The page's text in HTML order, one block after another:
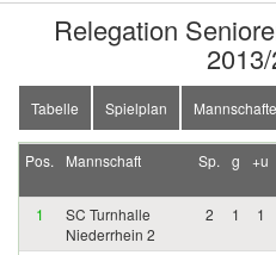
Relegation
Tabelle Spielplan
Pos. Mannschaft Sp. g +u
1
SC Turnhalle
Niederrhein 2
2 1 1